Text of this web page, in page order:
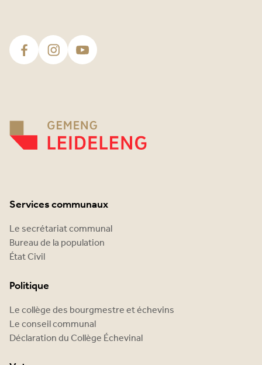
Services communaux
Le secrétariat communal
Bureau de la population
État Civil
Politique
Le collège des bourgmestre et échevins
Le conseil communal
Déclaration du Collège Échevinal